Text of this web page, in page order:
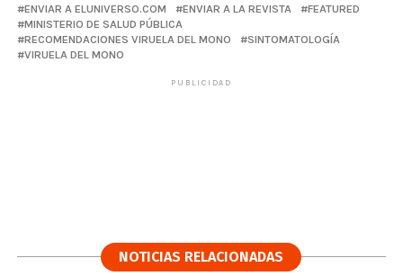
ENVIAR A ELUNIVERSO.COM ENVIAR A LA REVISTA
FEATURED
MINISTERIO DE SALUD PÚBLICA
RECOMENDACIONES VIRUELA DEL MONO
SINTOMATOLOGÍA
VIRUELA DEL MONO
PUBLICIDAD
NOTICIAS RELACIONADAS